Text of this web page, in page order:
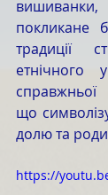
покликане
традиції
етнічного
справжньої
що
долю та
https://